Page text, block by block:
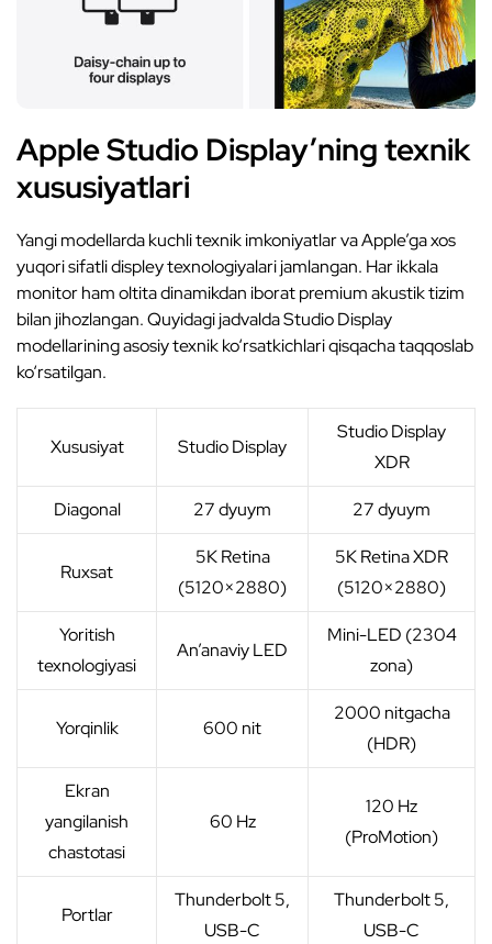
Apple Studio Display’ning texnik
xususiyatlari
Yangi modellarda kuchli texnik imkoniyatlar va Apple’ga xos
yuqori sifatli displey texnologiyalari jamlangan. Har ikkala
monitor ham oltita dinamikdan iborat premium akustik tizim
bilan jihozlangan. Quyidagi jadvalda Studio Display
modellarining asosiy texnik ko‘rsatkichlari qisqacha taqqoslab
ko‘rsatilgan.
Xususiyat Studio Display
Studio Display
XDR
Diagonal 27 dyuym 27 dyuym
Ruxsat
5K Retina
(5120×2880)
5K Retina XDR
(5120×2880)
Yoritish
texnologiyasi
An’anaviy LED
Mini-LED (2304
zona)
Yorqinlik 600 nit
2000 nitgacha
(HDR)
Ekran
yangilanish
chastotasi
60 Hz
120 Hz
(ProMotion)
Portlar
Thunderbolt 5,
USB-C
Thunderbolt 5,
USB-C